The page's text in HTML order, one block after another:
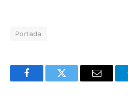
Portada
FacebookTwitter Email